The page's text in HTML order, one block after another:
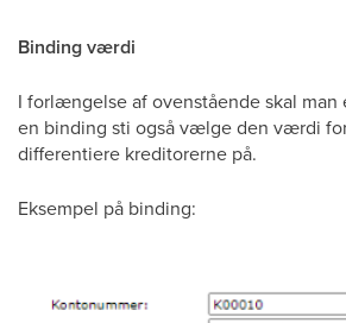
Binding værdi
I forlængelse af ovenstående skal man
en binding sti også vælge den værdi
differentiere kreditorerne på.
Eksempel på binding: